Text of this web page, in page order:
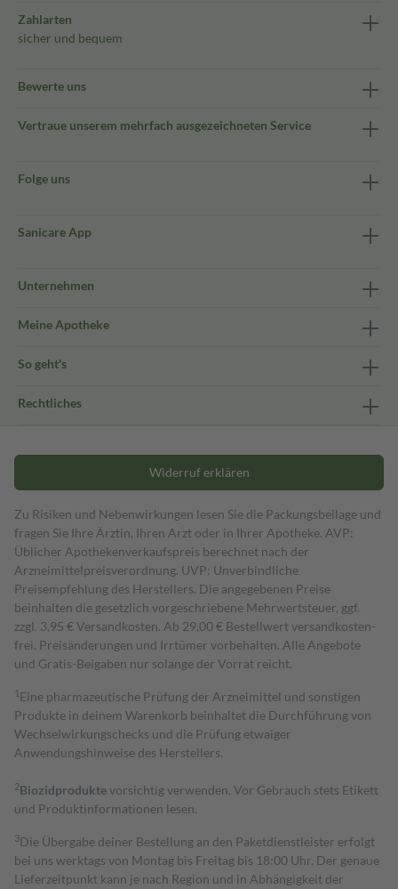
Zahlarten
sicher und bequem
Bewerte uns
Vertraue unserem mehrfach ausgezeichneten Service
Folge uns
Sanicare App
Unternehmen
Meine Apotheke
So geht's
Rechtliches
Widerruf erklären
Zu Risiken und Nebenwirkungen lesen Sie die Packungsbeilage und
fragen Sie Ihre Ärztin, Ihren Arzt oder in Ihrer Apotheke. AVP:
Üblicher Apothekenverkaufspreis berechnet nach der
Arzneimittelpreisverordnung. UVP: Unverbindliche
Preisempfehlung des Herstellers. Die angegebenen Preise
beinhalten die gesetzlich vorgeschriebene Mehrwertsteuer, ggf.
zzgl. 3,95 € Versandkosten. Ab 29,00 € Bestell­wert versand­kosten­
frei. Preisänderungen und Irrtümer vorbehalten. Alle Angebote
und Gratis-Beigaben nur solange der Vorrat reicht.
1 Eine pharmazeutische Prüfung der Arzneimittel und sonstigen
Produkte in deinem Warenkorb beinhaltet die Durchführung von
Wechselwirkungschecks und die Prüfung etwaiger
Anwendungshinweise des Herstellers.
2Biozidproduktevorsichtig verwenden. Vor Gebrauch stets Etikett
und Produktinformationen lesen.
3Die Übergabe deiner Bestellung an den Paketdienstleister erfolgt
bei uns werktags von Montag bis Freitag bis 18:00 Uhr. Der genaue
Lieferzeitpunkt kann je nach Region und in Abhängigkeit der